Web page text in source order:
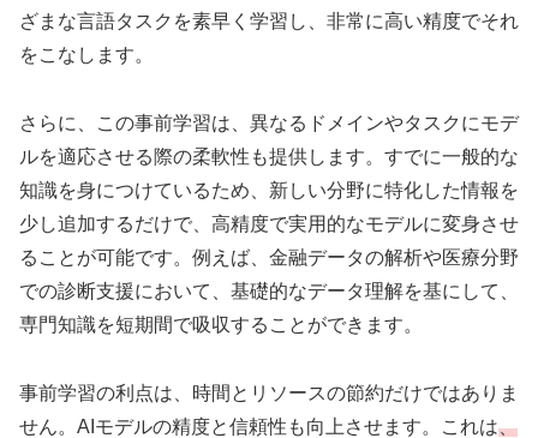
ざまな言語タスクを素早く学習し、非常に高い精度でそれ
をこなします。
さらに、この事前学習は、異なるドメインやタスクにモデ
ルを適応させる際の柔軟性も提供します。すでに一般的な
知識を身につけているため、新しい分野に特化した情報を
少し追加するだけで、高精度で実用的なモデルに変身させ
ることが可能です。例えば、金融データの解析や医療分野
での診断支援において、基礎的なデータ理解を基にして、
専門知識を短期間で吸収することができます。
事前学習の利点は、時間とリソースの節約だけではありま
せん。AIモデルの精度と信頼性も向上させます。これは、